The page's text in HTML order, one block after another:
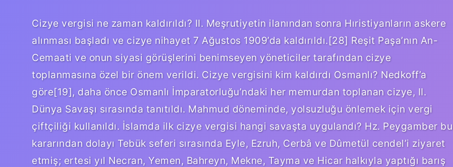
Cizye vergisi ne zaman kaldırıldı? II. Meşrutiyetin ilanından sonra Hıristiyanların askere
alınması başladı ve cizye nihayet 7 Ağustos 1909’da kaldırıldı.[28] Reşit Paşa’nın An-
Cemaati ve onun siyasi görüşlerini benimseyen yöneticiler tarafından cizye
toplanmasına özel bir önem verildi. Cizye vergisini kim kaldırdı Osmanlı? Nedkoff’a
göre[19], daha önce Osmanlı İmparatorluğu’ndaki her memurdan toplanan cizye, II.
Dünya Savaşı sırasında tanıtıldı. Mahmud döneminde, yolsuzluğu önlemek için vergi
çiftçiliği kullanıldı. İslamda ilk cizye vergisi hangi savaşta uygulandı? Hz. Peygamber bu
kararından dolayı Tebük seferi sırasında Eyle, Ezruh, Cerbâ ve Dûmetül cendel’i ziyaret
etmiş; ertesi yıl Necran, Yemen, Bahreyn, Mekne, Tayma ve Hicar halkıyla yaptığı barış